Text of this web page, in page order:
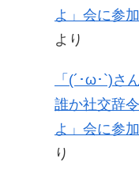
よ」会に参
より
「(´･ω･`)さ
誰か社交辞
よ」会に参
り